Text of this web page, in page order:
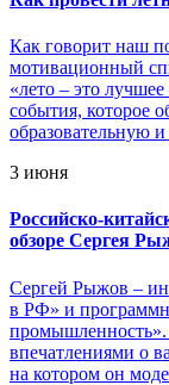
Как говорит наш
мотивационный
«лето – это
события, которое
образовательную
3 июня
Российско-
обзоре Сергея
Сергей Рыжов –
в РФ» и
промышленность».
впечатлениями о
на котором он